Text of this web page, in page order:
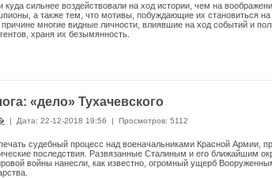
сильнее воздействовали на ход истории, чем на
а также тем, что мотивы, побуждающие их становиться
многие видные личности, влиявшие на ход событий и
храня их безымянность.
«дело» Тухачевского
| Дата: 22-12-2018 19:56 | Просмотров: 5112
судебный процесс над военачальниками Красной Армии,
последствия. Развязанные Сталиным и его ближайшим
войны нанесли, как известно, огромный ущерб